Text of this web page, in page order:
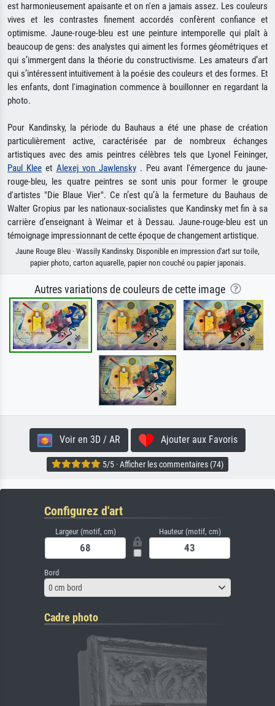
est harmonieusement apaisante et on n'en a jamais assez. Les couleurs
vives et les contrastes finement accordés confèrent confiance et
optimisme. Jaune-rouge-bleu est une peinture intemporelle qui plaît à
beaucoup de gens: des analystes qui aiment les formes géométriques et
qui s’immergent dans la théorie du constructivisme. Les amateurs d’art
qui s’intéressent intuitivement à la poésie des couleurs et des formes. Et
les enfants, dont l'imagination commence à bouillonner en regardant la
photo.
Pour Kandinsky, la période du Bauhaus a été une phase de création
particulièrement active, caractérisée par de nombreux échanges
artistiques avec des amis peintres célèbres tels que Lyonel Feininger,
Paul Klee et Alexej von Jawlensky. Peu avant l'émergence du jaune-
rouge-bleu, les quatre peintres se sont unis pour former le groupe
d'artistes "Die Blaue Vier". Ce n’est qu’à la fermeture du Bauhaus de
Walter Gropius par les nationaux-socialistes que Kandinsky met fin à sa
carrière d’enseignant à Weimar et à Dessau. Jaune-rouge-bleu est un
témoignage impressionnant de cette époque de changement artistique.
Jaune Rouge Bleu · Wassily Kandinsky. Disponible en impression d'art sur toile,
papier photo, carton aquarelle, papier non couché ou papier japonais.
Autres variations de couleurs de cette image
Voir en 3D / AR Ajouter aux Favoris
5/5 · Afficher les commentaires (74)
Configurez d'art
Largeur (motif, cm) Hauteur (motif, cm)
Bord
0 cm bord
Cadre photo